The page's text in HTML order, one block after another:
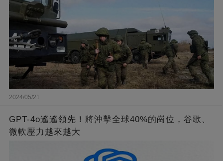
2024/05/21
GPT-4o遙遙領先！將沖擊全球40%的崗位，谷歌、
微軟壓力越來越大